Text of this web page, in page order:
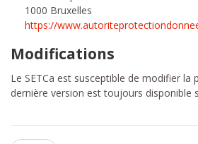
1000 Bruxelles
https://
Modifications
Le SETCa est susceptible de modifier la
dernière version est toujours disponible